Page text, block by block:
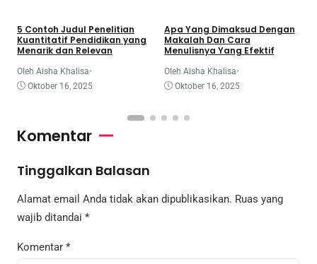
5 Contoh Judul Penelitian
Kuantitatif Pendidikan yang
Menarik dan Relevan
Oleh Aisha Khalisa•
Oktober 16, 2025
Apa Yang Dimaksud Dengan
Makalah Dan Cara
Menulisnya Yang Efektif
Oleh Aisha Khalisa•
Oktober 16, 2025
Komentar
Tinggalkan Balasan
Alamat email Anda tidak akan dipublikasikan. Ruas yang
wajib ditandai *
Komentar *